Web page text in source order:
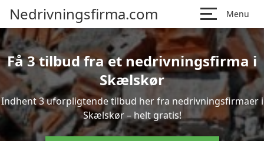
Nedrivningsfirma.com Menu
Få 3 tilbud fra et nedrivningsfirma i
Skælskør
Indhent 3 uforpligtende tilbud her fra nedrivningsfirmaer i
Skælskør – helt gratis!